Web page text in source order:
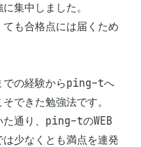
集中しました。
も合格点には届くため
での経験からping-tへ
できた勉強法です。
た通り、ping-tのWEB
少なくとも満点を連発